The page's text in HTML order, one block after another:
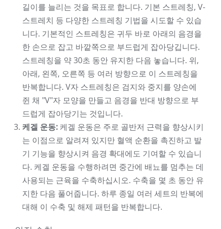
길이를 늘리는 것을 목표로 합니다. 기본 스트레칭, V-
스트레치 등 다양한 스트레칭 기법을 시도할 수 있습
니다. 기본적인 스트레칭은 귀두 바로 아래의 음경을
한 손으로 잡고 바깥쪽으로 부드럽게 잡아당깁니다.
스트레칭을 약 30초 동안 유지한 다음 놓습니다. 위,
아래, 왼쪽, 오른쪽 등 여러 방향으로 이 스트레칭을
반복합니다. V자 스트레칭은 검지와 중지를 양손에
쥔 채 "V"자 모양을 만들고 음경을 반대 방향으로 부
드럽게 잡아당기는 것입니다.
케겔 운동: 케겔 운동은 주로 골반저 근력을 향상시키
는 이점으로 알려져 있지만 혈액 순환을 촉진하고 발
기 기능을 향상시켜 음경 확대에도 기여할 수 있습니
다. 케겔 운동을 수행하려면 중간에 배뇨를 멈추는 데
사용되는 근육을 수축하십시오. 수축을 몇 초 동안 유
지한 다음 풀어줍니다. 하루 종일 여러 세트의 반복에
대해 이 수축 및 해제 패턴을 반복합니다.